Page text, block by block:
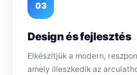
03
Design és fejlesztés
Elkészítjük a modern,
amely illeszkedik az